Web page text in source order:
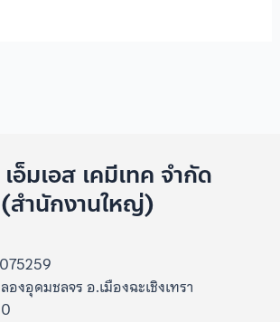
อ็มเอส เคมีเทค จำกัด
(สำนักงานใหญ่)
งอุดมชลจร อ.เมืองฉะเชิงเทรา